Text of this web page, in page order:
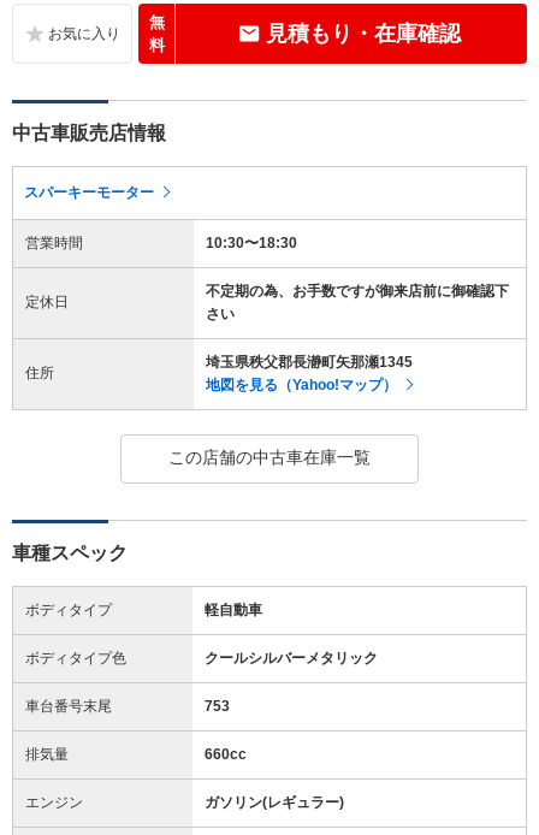
無
料
見積もり・在庫確認
中古車販売店情報
スパーキーモーター
営業時間 10:30〜18:30
定休日
不定期の為、お手数ですが御来店前に御確認下
さい
住所
埼玉県秩父郡長瀞町矢那瀬1345
地図を見る（Yahoo!マップ）
この店舗の中古車在庫一覧
車種スペック
ボディタイプ 軽自動車
ボディタイプ色 クールシルバーメタリック
車台番号末尾 753
排気量 660cc
エンジン ガソリン(レギュラー)